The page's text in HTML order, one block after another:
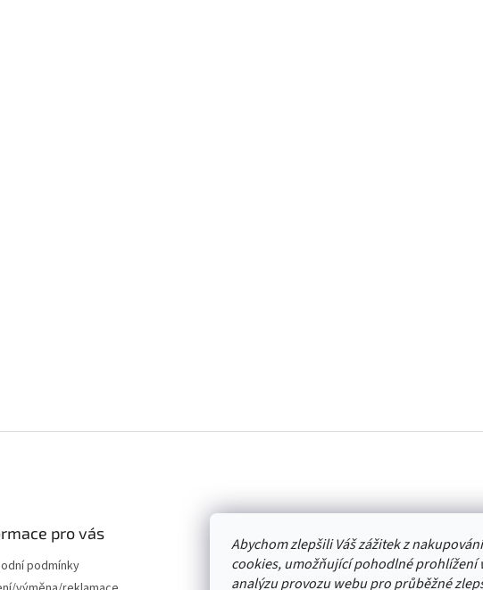
Abychom zlepšili Váš zážitek z
cookies, umožňující pohodlné prohlížení
analýzu provozu webu pro průběžné
pro vás
podmínky